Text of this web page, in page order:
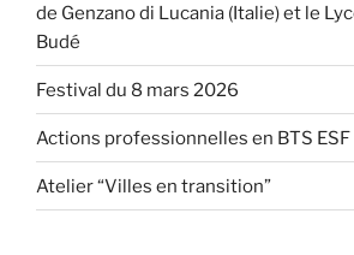
de Genzano di Lucania (Italie) et le
Budé
Festival du 8 mars 2026
Actions professionnelles en BTS ESF
Atelier “Villes en transition”